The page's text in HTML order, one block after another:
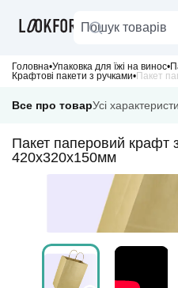
Головна Упаковка для їжі на винос
Крафтові пакети з ручками
Все про товарУсі
Пакет паперовий крафт
420х320х150мм